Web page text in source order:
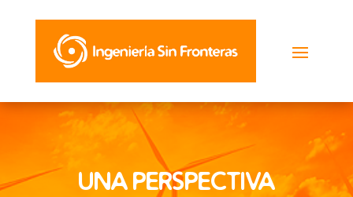
UNA PERSPECTIVA